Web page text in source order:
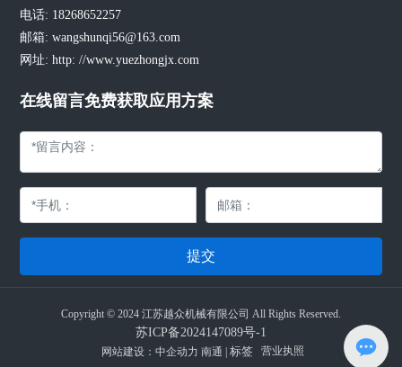
电话: 18268652257
邮箱:wangshunqi56@163.com
网址: http: //www.yuezhongjx.com
在线留言免费获取应用方案
提交
Copyright © 2024 江苏越众机械有限公司 All Rights Reserved.
苏ICP备2024147089号-1
网站建设：中企动力 南通 标签 营业执照